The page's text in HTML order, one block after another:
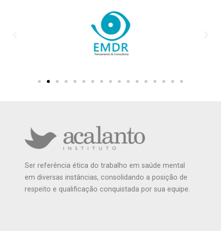
Ser referência ética do trabalho em saúde mental
em diversas instâncias, consolidando a posição de
respeito e qualificação conquistada por sua equipe.